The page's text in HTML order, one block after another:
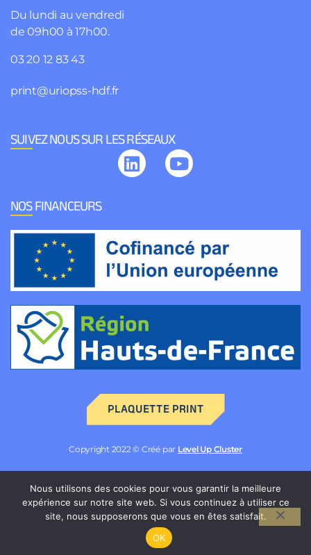
Du lundi au vendredi
de 09h00 à 17h00.
03 20 12 83 43
print@uriopss-hdf.fr
SUIVEZ NOUS SUR LES RÉSEAUX
NOS FINANCEURS
PLAQUETTE PRINT
Copyright 2022 © Créé par Level Up Cluster
Mentions légales
Politique de confidentialité des données
Nous utilisons des cookies pour vous garantir la meilleure
expérience sur notre site web. Si vous continuez à utiliser ce
site, nous supposerons que vous en êtes satisfait.
OK